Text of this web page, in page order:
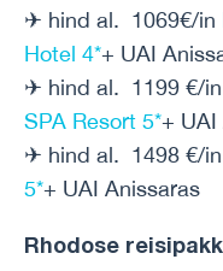
✈ hind al. 1069€/in
Hotel 4*+ UAI
✈ hind al. 1199 €/in
SPA Resort 5*+ UAI
✈ hind al. 1498 €/in
5*+ UAI Anissaras
Rhodose